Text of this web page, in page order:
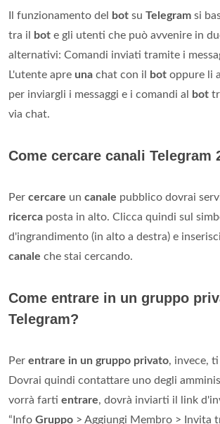
Il funzionamento del bot su Telegram si
tra il
bot e gli utenti che può avvenire in
alternativi: Comandi inviati tramite i
L'utente apre una chat con il bot oppure li
per inviargli i messaggi e i comandi al
bot
via chat.
Come cercare canali Telegram
Per cercare un canale pubblico dovrai
ricerca posta in alto. Clicca quindi sul
d'ingrandimento (in alto a destra) e
canale che stai cercando.
Come entrare in un gruppo
Telegram?
Per entrare in un gruppo privato, invece,
Dovrai quindi contattare uno degli
vorrà farti entrare, dovrà inviarti il link
“Info Gruppo > Aggiungi Membro > Invita